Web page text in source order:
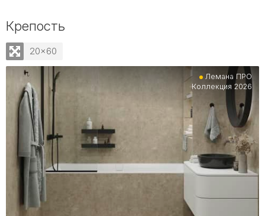
Крепость
20x60
Лемана ПРО
Коллекция 2026